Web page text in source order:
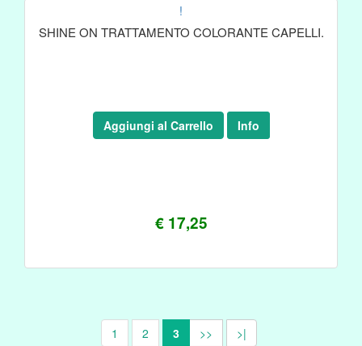
!
SHINE ON TRATTAMENTO COLORANTE CAPELLI.
€ 17,25
Aggiungi al Carrello Info
1 2 3 >> >|